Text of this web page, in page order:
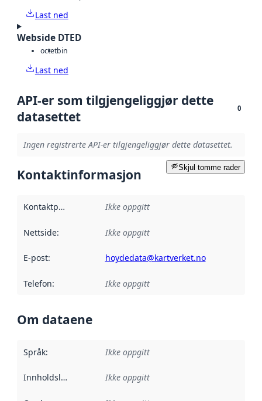
Last ned
Webside DTED
octetbin
Last ned
API-er som tilgjengeliggjør dette
datasettet
0
Ingen registrerte API-er tilgjengeliggjør dette datasettet.
Skjul tomme rader
Kontaktinformasjon
Kontaktpunkt Ikke oppgitt
Nettside: Ikke oppgitt
E-post: hoydedata@kartverket.no
Telefon: Ikke oppgitt
Om dataene
Språk: Ikke oppgitt
Innholdsleverandører :
Ikke oppgitt